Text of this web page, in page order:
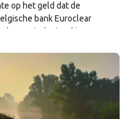
op het geld dat de
bank Euroclear
Russische inval in